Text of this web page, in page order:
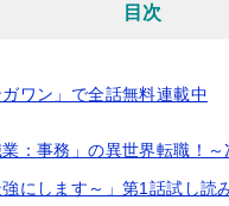
目次
ガワン」で全話無料連載中
業：事務」の異世界転職！
にします～」第1話試し読